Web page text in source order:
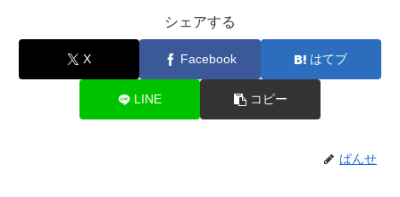
シェアする
X Facebook はてブ
LINE コピー
ぱんせ